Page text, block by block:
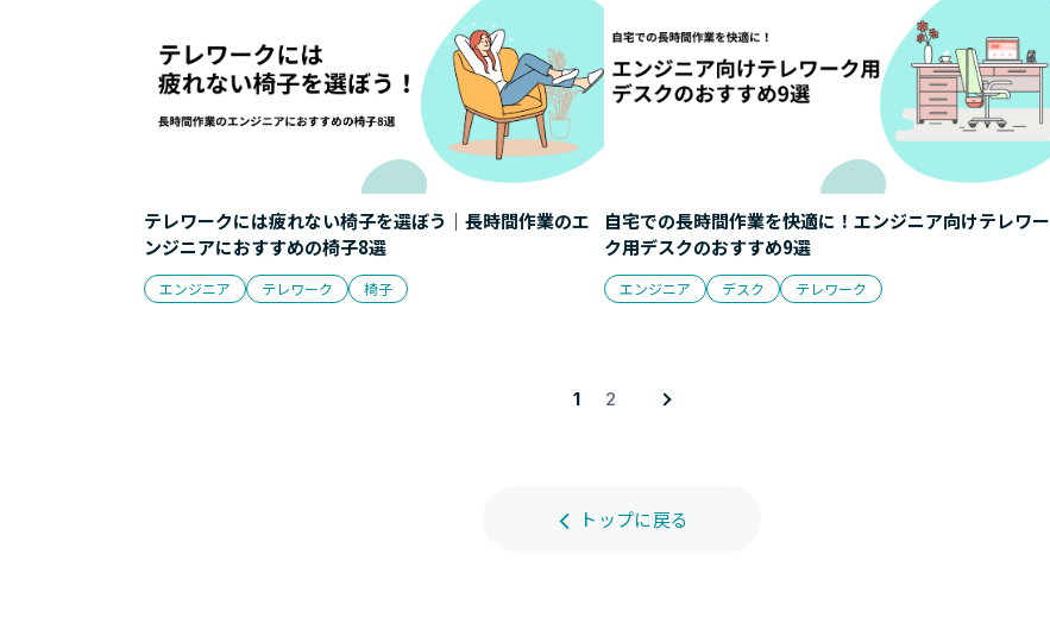
テレワークには疲れない椅子を選ぼう｜長時間作業のエ
ンジニアにおすすめの椅子8選
エンジニア テレワーク 椅子
自宅での長時間作業を快適に！エンジニア向けテレワー
ク用デスクのおすすめ9選
エンジニア デスク テレワーク
1 2
トップに戻る